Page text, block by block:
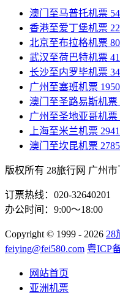
澳门至马普托机票
香港至爱丁堡机票
北京至布拉格机票
武汉至荷巴特机票
长沙至内罗毕机票
广州至塞班机票 1950
澳门至圣路易斯机票
广州至圣地亚哥机票
上海至米兰机票 2941
澳门至坎昆机票 2785
版权所有 28旅行网 广州
订票热线：020-32640201
办公时间：9:00～18:00
Copyright © 1999 - 2026 28
feiying@fei580.com 粤ICP
网站首页
亚洲机票